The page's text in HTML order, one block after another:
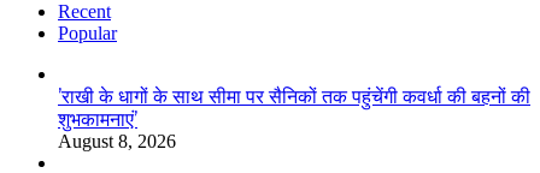
Recent
Popular
’राखी के धागों के साथ सीमा पर सैनिकों तक पहुंचेंगी कवर्धा की बहनों की
शुभकामनाएं’
August 8, 2026